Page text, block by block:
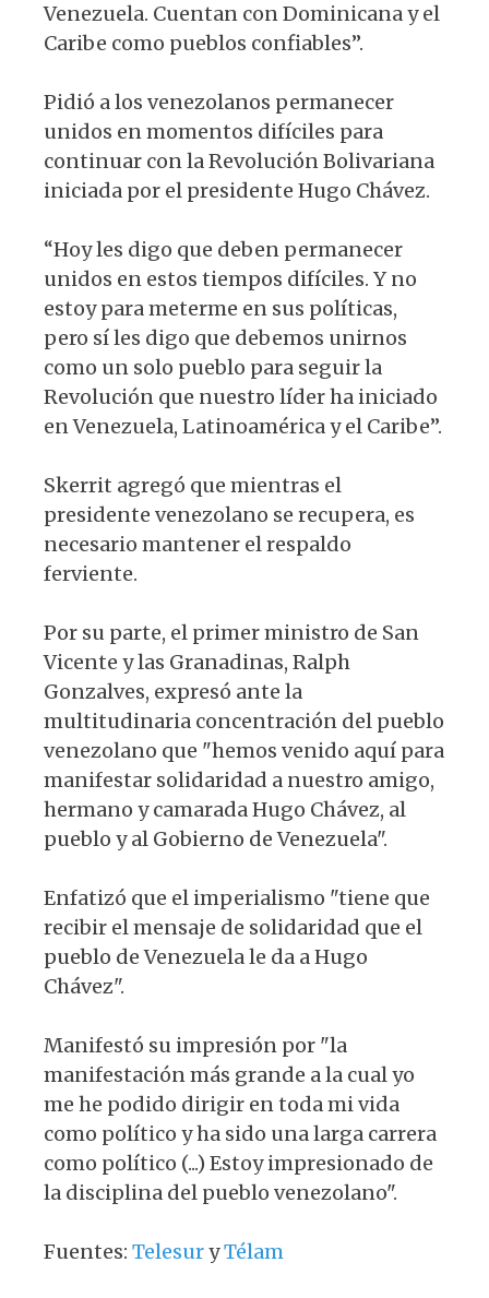
Venezuela. Cuentan con Dominicana y el
Caribe como pueblos confiables”.
Pidió a los venezolanos permanecer
unidos en momentos difíciles para
continuar con la Revolución Bolivariana
iniciada por el presidente Hugo Chávez.
“Hoy les digo que deben permanecer
unidos en estos tiempos difíciles. Y no
estoy para meterme en sus políticas,
pero sí les digo que debemos unirnos
como un solo pueblo para seguir la
Revolución que nuestro líder ha iniciado
en Venezuela, Latinoamérica y el Caribe”.
Skerrit agregó que mientras el
presidente venezolano se recupera, es
necesario mantener el respaldo
ferviente.
Por su parte, el primer ministro de San
Vicente y las Granadinas, Ralph
Gonzalves, expresó ante la
multitudinaria concentración del pueblo
venezolano que "hemos venido aquí para
manifestar solidaridad a nuestro amigo,
hermano y camarada Hugo Chávez, al
pueblo y al Gobierno de Venezuela".
Enfatizó que el imperialismo "tiene que
recibir el mensaje de solidaridad que el
pueblo de Venezuela le da a Hugo
Chávez".
Manifestó su impresión por "la
manifestación más grande a la cual yo
me he podido dirigir en toda mi vida
como político y ha sido una larga carrera
como político (...) Estoy impresionado de
la disciplina del pueblo venezolano".
Fuentes: TelesuryTélam